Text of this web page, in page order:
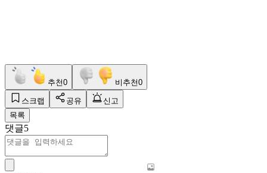
추천0 비추천0
스크랩 공유
신고
목록
댓글5